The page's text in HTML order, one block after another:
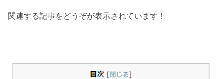
関連する記事をどうぞが表示されています！